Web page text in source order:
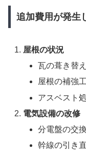
追加費用が発生
屋根の状況
瓦の葺き替
屋根の補強
アスベスト
電気設備の改修
分電盤の交
幹線の引き